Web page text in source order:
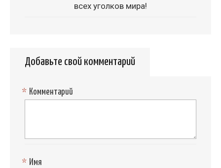
всех уголков мира!
Добавьте свой комментарий
Комментарий
*
Имя
*